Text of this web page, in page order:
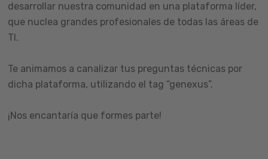
desarrollar nuestra comunidad en una plataforma líder,
que nuclea grandes profesionales de todas las áreas de
TI.
Te animamos a canalizar tus preguntas técnicas por
dicha plataforma, utilizando el tag “genexus”.
¡Nos encantaría que formes parte!